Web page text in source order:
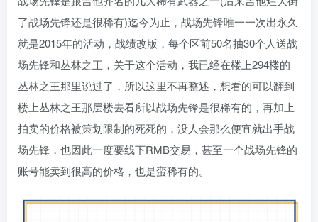
了战场先锋还是很稀有)迄今为止，战场先锋唯一一次出永久
就是2015年的活动，战绩改版，每个区前50名抽30个人送战
场先锋和丛林之王，关于这个活动，我已经在楼上294楼的
丛林之王那里说过了，所以这里不再整述，想看的可以翻到
楼上丛林之王那层楼去看所以战场先锋是很稀有的，再加上
拍卖的价格被策划限制的死死的，没人会那么便宜就出手战
场先锋，也因此一度要线下RMB交易，甚至一个战场先锋的
账号能卖到很高的价格，也是蛮稀有的。